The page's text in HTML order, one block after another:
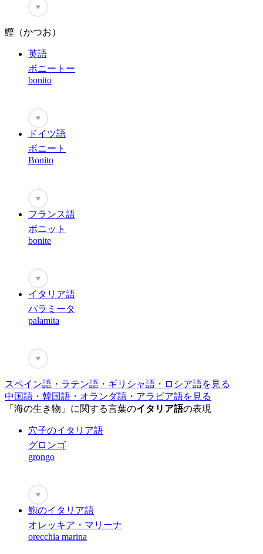
♥
鰹（かつお）
英語
ボニートー
bonito
♥
ドイツ語
ボニート
Bonito
♥
フランス語
ボニット
bonite
♥
イタリア語
パラミータ
palamita
♥
スペイン語・ラテン語・ギリシャ語・ロシア語を見る
中国語・韓国語・オランダ語・アラビア語を見る
「海の生き物」に関する言葉のイタリア語の表現
穴子のイタリア語
グロンゴ
grongo
♥
鮑のイタリア語
オレッキア・マリーナ
orecchia marina